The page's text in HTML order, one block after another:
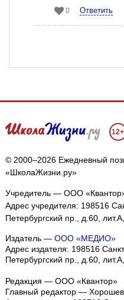
0 Ответить
12+
© 2000–2026 Ежедневный
«ШколаЖизни.ру»
Учредитель — ООО
Адрес учредителя: 198516
Петербургский пр., д.60,
Издатель — ООО «МЕДИО»
Адрес издателя: 198516
Петербургский пр., д.60,
Редакция — ООО «Квантор»
Главный редактор —